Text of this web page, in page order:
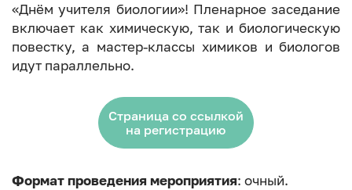
«Днём учителя биологии»! Пленарное заседание
включает как химическую, так и биологическую
повестку, а мастер-классы химиков и биологов
идут параллельно.
Страница со ссылкой
на регистрацию
Формат проведения мероприятия: очный.